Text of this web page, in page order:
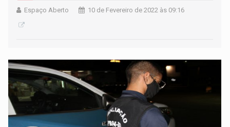
Espaço Aberto 10 de Fevereiro de 2022 às 09:16